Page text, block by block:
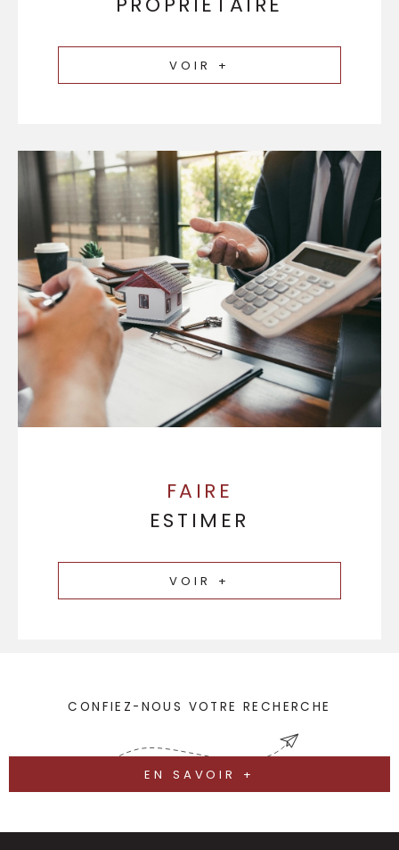
VOIR +
FAIRE
ESTIMER
VOIR +
CONFIEZ-NOUS VOTRE RECHERCHE
EN SAVOIR +